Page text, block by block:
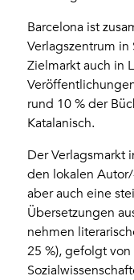
Barcelona ist
Verlagszentrum
Zielmarkt auch in
rund 10 % der
Katalanisch.
Der Verlagsmarkt
den lokalen
aber auch eine
Übersetzungen
nehmen
25 %), gefolgt